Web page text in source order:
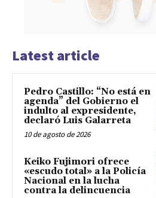
Latest article
Pedro Castillo: “No está en
agenda” del Gobierno el
indulto al expresidente,
declaró Luis Galarreta
10 de agosto de 2026
Keiko Fujimori ofrece
«escudo total» a la Policía
Nacional en la lucha
contra la delincuencia